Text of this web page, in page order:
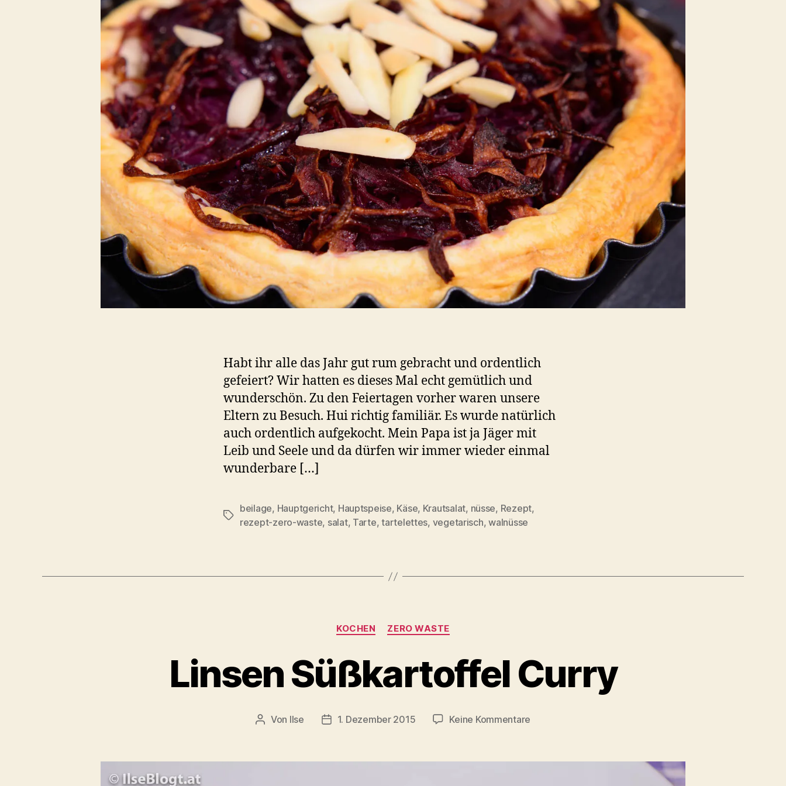
Habt ihr alle das Jahr gut rum gebracht und ordentlich
gefeiert? Wir hatten es dieses Mal echt gemütlich und
wunderschön. Zu den Feiertagen vorher waren unsere
Eltern zu Besuch. Hui richtig familiär. Es wurde natürlich
auch ordentlich aufgekocht. Mein Papa ist ja Jäger mit
Leib und Seele und da dürfen wir immer wieder einmal
wunderbare […]
Schlagwörter
beilage, Hauptgericht, Hauptspeise, Käse, Krautsalat, nüsse, Rezept,
rezept-zero-waste, salat, Tarte,tartelettes, vegetarisch,walnüsse
Kategorien
KOCHEN ZERO WASTE
Linsen Süßkartoffel Curry
Beitragsautor
Von Ilse Beitragsdatum
1. Dezember 2015 Keine Kommentare
Curry